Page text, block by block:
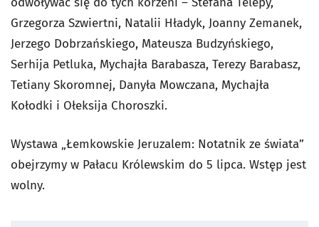
Grzegorza Szwiertni, Natalii Hładyk, Joanny Zemanek,
Jerzego Dobrzańskiego, Mateusza Budzyńskiego,
Serhija Petluka, Mychajła Barabasza, Terezy Barabasz,
Tetiany Skoromnej, Danyła Mowczana, Mychajła
Kołodki i Ołeksija Choroszki.
Wystawa „Łemkowskie Jeruzalem: Notatnik ze świata”
obejrzymy w Pałacu Królewskim do 5 lipca. Wstęp jest
wolny.